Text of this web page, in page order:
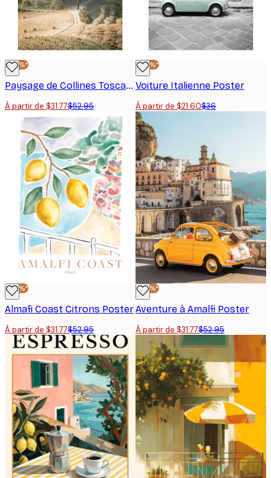
-40%*
Paysage de Collines Toscane
À partir de $31.77$52.95
-40%*
Voiture Italienne Poster
À partir de $21.60$36
-40%*
Almafi Coast Citrons Poster
À partir de $31.77$52.95
-40%*
Aventure à Amalfi Poster
À partir de $31.77$52.95